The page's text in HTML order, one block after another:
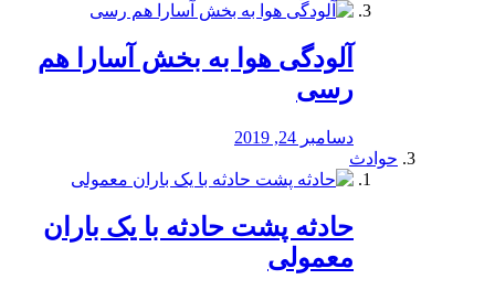
آلودگی هوا به بخش آسارا هم
رسی
دسامبر 24, 2019
حوادث
️حادثه پشت حادثه با یک باران
معمولی